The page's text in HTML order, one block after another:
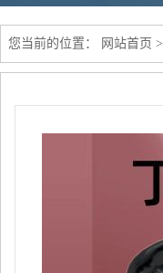
您当前的位置： 网站首页 >